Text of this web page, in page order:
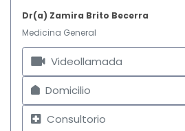
Dr(a) Zamira Brito Becerra
Medicina General
Videollamada
Domicilio
Consultorio